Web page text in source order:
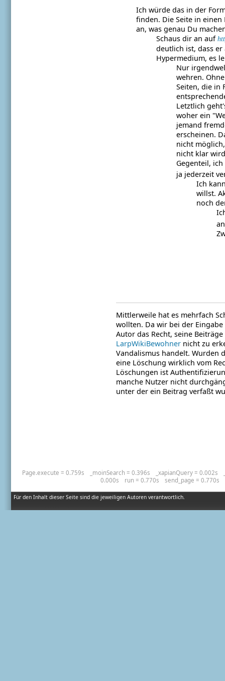
Ich würde das in der
finden. Die Seite in
an, was genau Du
Schaus dir an auf
deutlich ist, dass
Hypermedium, es
Nur
wehren.
Seiten, die in
Letztlich
woher ein
jemand
erscheinen.
nicht
nicht klar
Gegenteil,
ja jederzeit
Ich
willst.
noch
Mittlerweile hat es mehrfach
wollten. Da wir bei der
Autor das Recht, seine
LarpWikiBewohnernicht zu
Vandalismus handelt. Wurden
eine Löschung wirklich vom
Löschungen ist
manche Nutzer nicht
unter der ein Beitrag verfaßt
Für den Inhalt dieser Seite sind die jeweiligen Autoren verantwortlich.
Page.execute = 0.759s _moinSearch = 0.396s _xapianQuery = 0.002s
0.000s
run = 0.770s send_page = 0.770s